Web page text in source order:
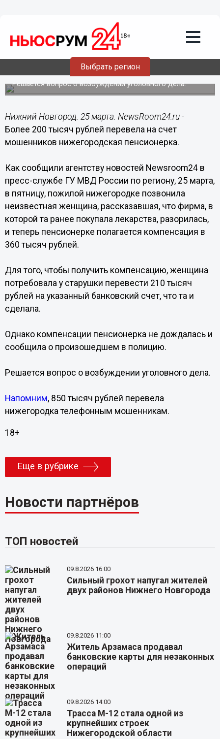
Выбрать регион
Более 200 тысяч рублей перевела на
счет мошенников нижегородская
Решается вопрос о возбуждении уголовного дела.
Нижний Новгород. 25 марта. NewsRoom24.ru -
Более 200 тысяч рублей перевела на счет
мошенников нижегородская пенсионерка.
Как сообщили агентству новостей Newsroom24 в
пресс-службе ГУ МВД России по региону, 25 марта,
в пятницу, пожилой нижегородке позвонила
неизвестная женщина, рассказавшая, что фирма, в
которой та ранее покупала лекарства, разорилась,
и теперь пенсионерке полагается компенсация в
360 тысяч рублей.
Для того, чтобы получить компенсацию, женщина
потребовала у старушки перевести 210 тысяч
рублей на указанный банковский счет, что та и
сделала.
Однако компенсации пенсионерка не дождалась и
сообщила о произошедшем в полицию.
Решается вопрос о возбуждении уголовного дела.
Напомним, 850 тысяч рублей перевела
нижегородка телефонным мошенникам.
18+
Еще в рубрике
Новости партнёров
ТОП новостей
09.8.2026 16:00
Сильный грохот напугал жителей
двух районов Нижнего Новгорода
09.8.2026 11:00
Житель Арзамаса продавал
банковские карты для незаконных
операций
09.8.2026 14:00
Трасса М-12 стала одной из
крупнейших строек
Нижегородской области